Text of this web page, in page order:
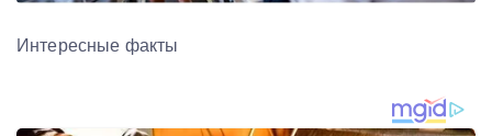
Интересные факты